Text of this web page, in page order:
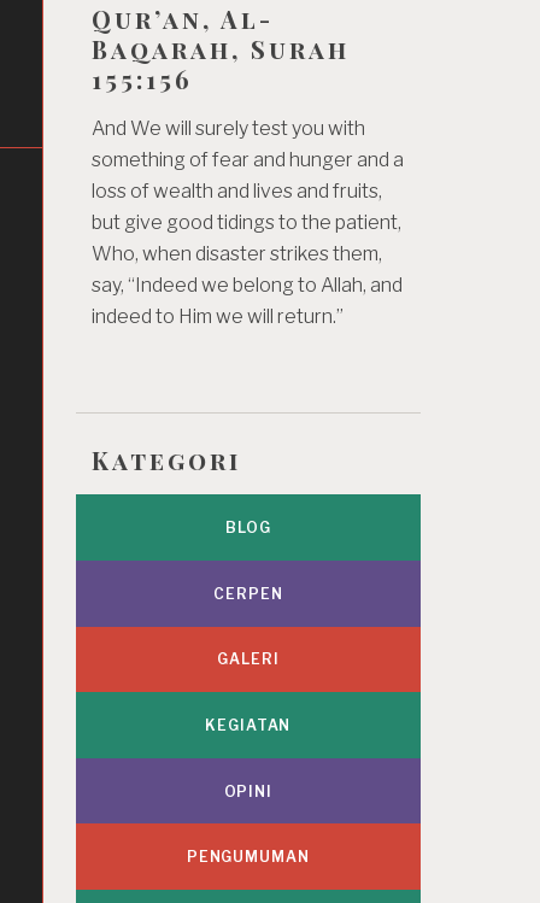
Qur’an, Al-
Baqarah, Surah
155:156
And We will surely test you with
something of fear and hunger and a
loss of wealth and lives and fruits,
but give good tidings to the patient,
Who, when disaster strikes them,
say, “Indeed we belong to Allah, and
indeed to Him we will return.”
Kategori
BLOG
CERPEN
GALERI
KEGIATAN
OPINI
PENGUMUMAN